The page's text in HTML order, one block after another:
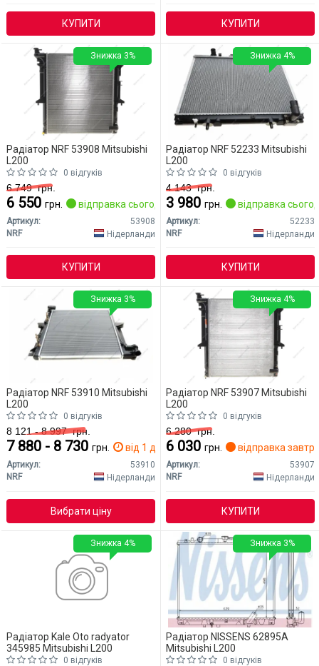
КУПИТИ КУПИТИ
Радіатор NRF 53908 Mitsubishi
L200
0 відгуків
6 749грн.
6 550 грн. відправка сьогодні
Артикул:
53908
NRF
Нідерланди
КУПИТИ
Знижка 3%
Радіатор NRF 52233 Mitsubishi
L200
0 відгуків
4 143грн.
3 980 грн. відправка
Артикул:
52233
NRF
Нідерланди
КУПИТИ
Знижка 4%
Радіатор NRF 53910 Mitsubishi
L200
0 відгуків
8 121 - 8 997грн.
7 880 - 8 730 грн. від 1 дн.
Артикул:
53910
NRF
Нідерланди
Вибрати ціну
Знижка 3%
Радіатор NRF 53907 Mitsubishi
L200
0 відгуків
6 280грн.
6 030 грн. відправка
Артикул:
53907
NRF
Нідерланди
КУПИТИ
Знижка 4%
Радіатор Kale Oto radyator
345985 Mitsubishi L200
0 відгуків
Знижка 4%
Радіатор NISSENS 62895A
Mitsubishi L200
0 відгуків
Знижка 3%